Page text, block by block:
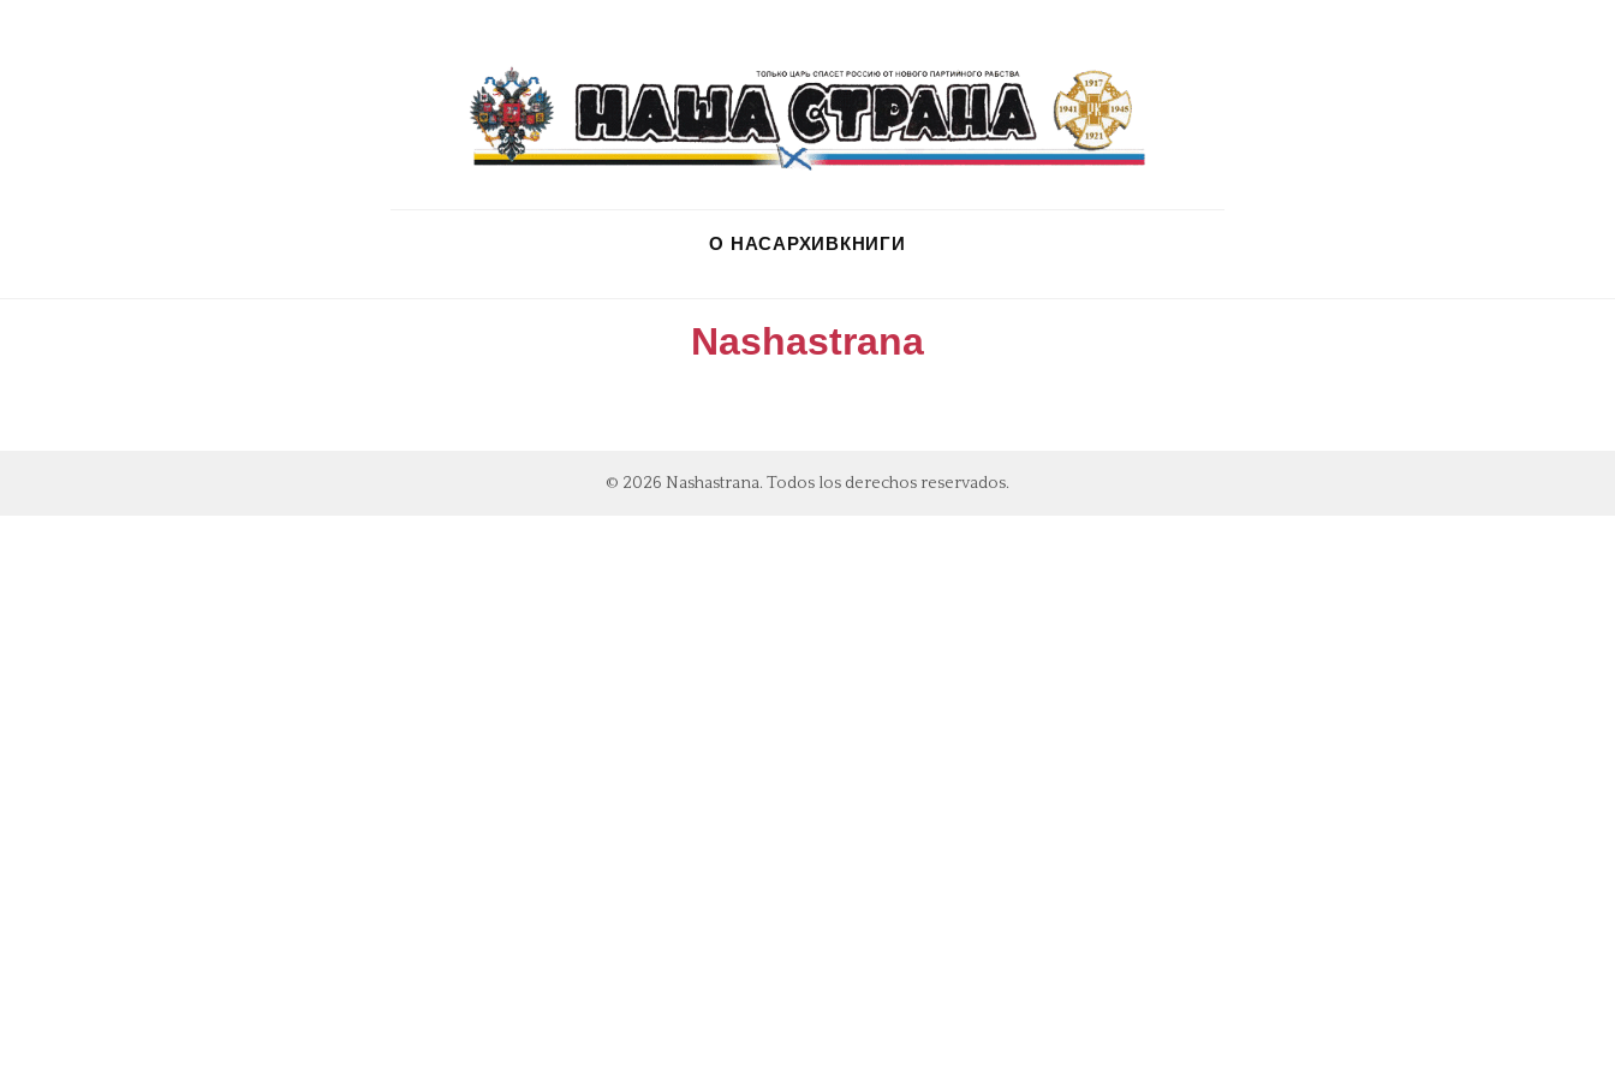
О НАСАРХИВКНИГИ
Nashastrana
© 2026 Nashastrana. Todos los derechos reservados.